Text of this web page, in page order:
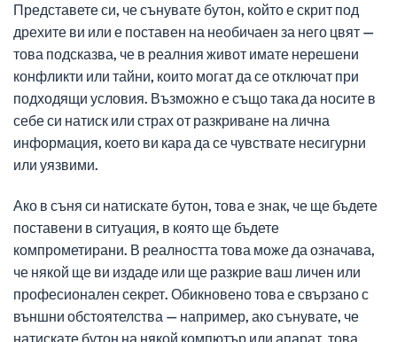
Представете си, че сънувате бутон, който е скрит под
дрехите ви или е поставен на необичаен за него цвят —
това подсказва, че в реалния живот имате нерешени
конфликти или тайни, които могат да се отключат при
подходящи условия. Възможно е също така да носите в
себе си натиск или страх от разкриване на лична
информация, което ви кара да се чувствате несигурни
или уязвими.
Ако в съня си натискате бутон, това е знак, че ще бъдете
поставени в ситуация, в която ще бъдете
компрометирани. В реалността това може да означава,
че някой ще ви издаде или ще разкрие ваш личен или
професионален секрет. Обикновено това е свързано с
външни обстоятелства — например, ако сънувате, че
натискате бутон на някой компютър или апарат, това